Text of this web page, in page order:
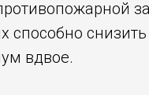
снизить
вдвое.